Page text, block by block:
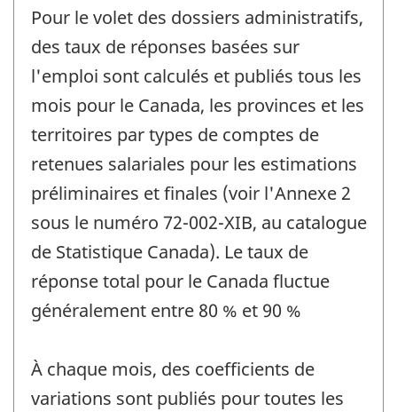
Pour le volet des dossiers administratifs,
des taux de réponses basées sur
l'emploi sont calculés et publiés tous les
mois pour le Canada, les provinces et les
territoires par types de comptes de
retenues salariales pour les estimations
préliminaires et finales (voir l'Annexe 2
sous le numéro 72-002-XIB, au catalogue
de Statistique Canada). Le taux de
réponse total pour le Canada fluctue
généralement entre 80 % et 90 %
À chaque mois, des coefficients de
variations sont publiés pour toutes les